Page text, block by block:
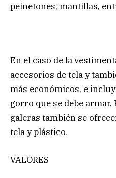
peinetones, mantillas,
En el caso de la
accesorios de tela y
más económicos, e
gorro que se debe armar.
galeras también se
tela y plástico.
VALORES